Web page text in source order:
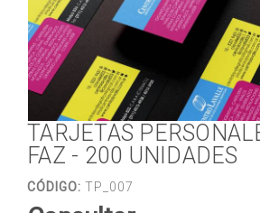
TARJETAS
FAZ - 200 UNIDADES
CÓDIGO: TP_007